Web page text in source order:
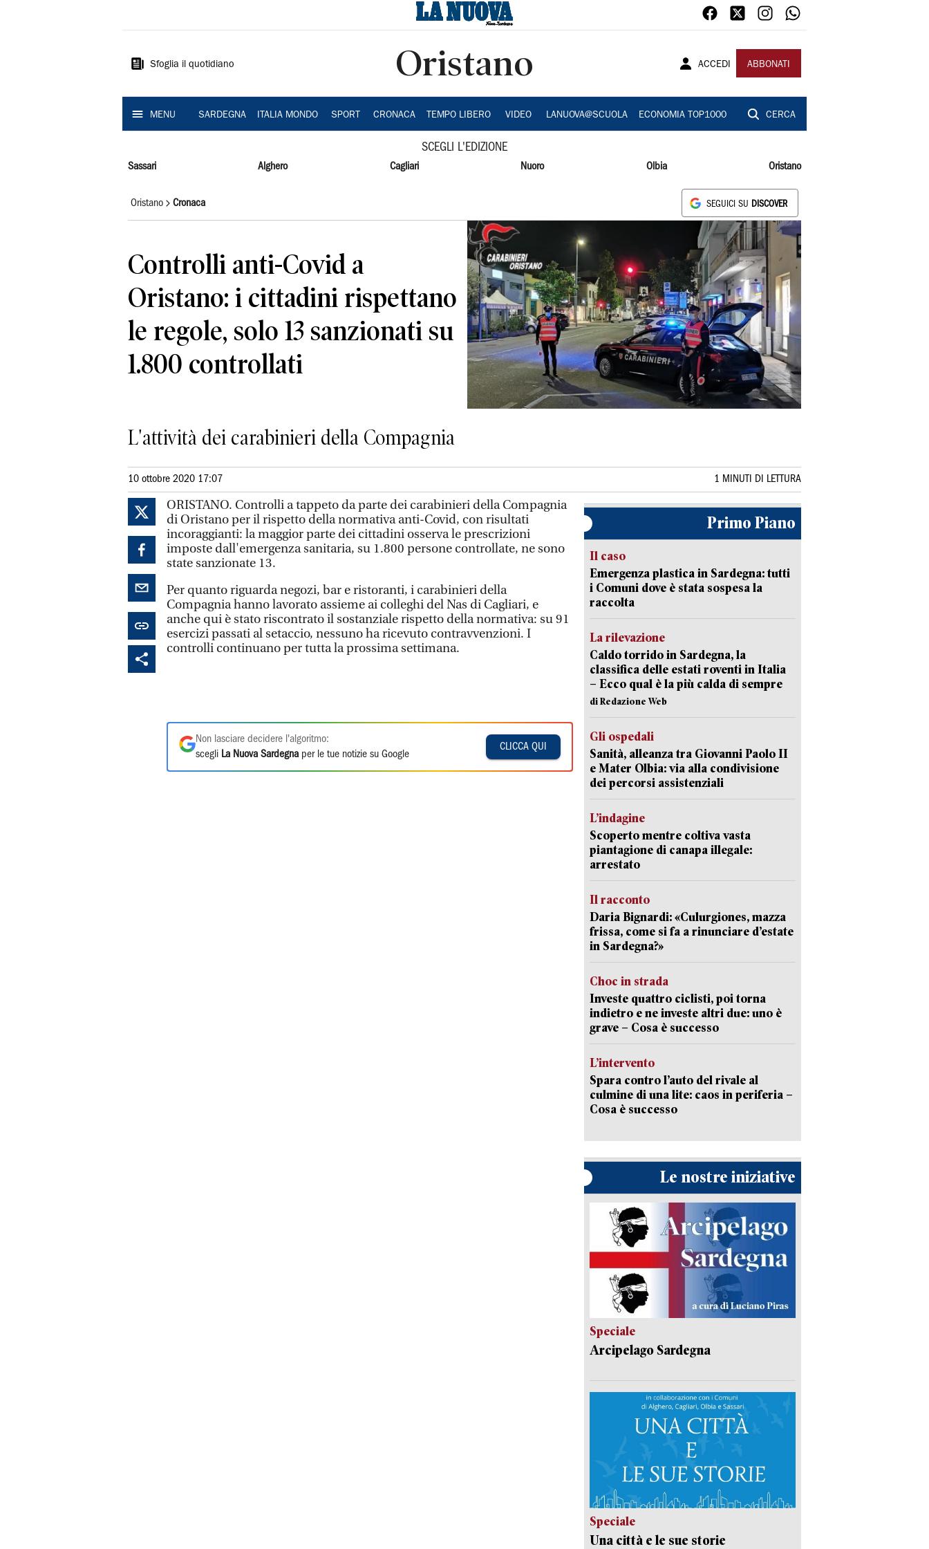
Sardegna
Sfoglia il quotidiano Oristano ACCEDI ABBONATI
MENU SARDEGNA ITALIA MONDO SPORT CRONACA TEMPO LIBERO VIDEO LANUOVA@SCUOLA ECONOMIA TOP1000 CERCA
SCEGLI L'EDIZIONE
Sassari Alghero Cagliari Nuoro Olbia Oristano
Oristano Cronaca SEGUICI SU DISCOVER
Controlli anti-Covid a
Oristano: i cittadini rispettano
le regole, solo 13 sanzionati su
1.800 controllati
L'attività dei carabinieri della Compagnia
10 ottobre 2020 17:07 1 MINUTI DI LETTURA
ORISTANO. Controlli a tappeto da parte dei carabinieri della Compagnia
di Oristano per il rispetto della normativa anti-Covid, con risultati
incoraggianti: la maggior parte dei cittadini osserva le prescrizioni
imposte dall'emergenza sanitaria, su 1.800 persone controllate, ne sono
state sanzionate 13.
Per quanto riguarda negozi, bar e ristoranti, i carabinieri della
Compagnia hanno lavorato assieme ai colleghi del Nas di Cagliari, e
anche qui è stato riscontrato il sostanziale rispetto della normativa: su 91
esercizi passati al setaccio, nessuno ha ricevuto contravvenzioni. I
controlli continuano per tutta la prossima settimana.
Non lasciare decidere l'algoritmo:
scegli La Nuova Sardegna per le tue notizie su Google
CLICCA QUI
Primo Piano
Il caso
Emergenza plastica in Sardegna: tutti
i Comuni dove è stata sospesa la
raccolta
La rilevazione
Caldo torrido in Sardegna, la
classifica delle estati roventi in Italia
– Ecco qual è la più calda di sempre
di Redazione Web
Gli ospedali
Sanità, alleanza tra Giovanni Paolo II
e Mater Olbia: via alla condivisione
dei percorsi assistenziali
L’indagine
Scoperto mentre coltiva vasta
piantagione di canapa illegale:
arrestato
Il racconto
Daria Bignardi: «Culurgiones, mazza
frissa, come si fa a rinunciare d’estate
in Sardegna?»
Choc in strada
Investe quattro ciclisti, poi torna
indietro e ne investe altri due: uno è
grave – Cosa è successo
L’intervento
Spara contro l’auto del rivale al
culmine di una lite: caos in periferia –
Cosa è successo
Le nostre iniziative
Speciale
Arcipelago Sardegna
Speciale
Una città e le sue storie